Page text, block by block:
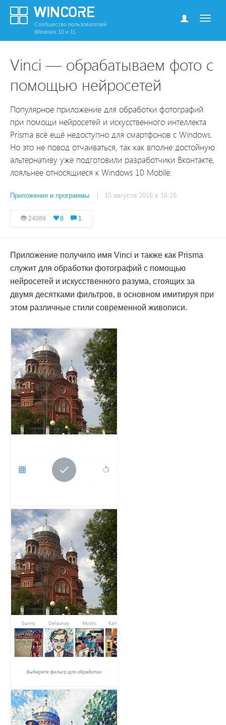
Сообщество пользователей
Windows 10 и 11
Vinci — обрабатываем фото с
помощью нейросетей
Популярное приложение для обработки фотографий
при помощи нейросетей и искусственного интеллекта
Prisma всё ещё недоступно для смартфонов с Windows.
Но это не повод отчаиваться, так как вполне достойную
альтернативу уже подготовили разработчики Вконтакте,
лояльнее относящиеся к Windows 10 Mobile.
Приложения и программы | 15 августа 2016 в 16:15
24088 8 1
Приложение получило имя Vinci и также как Prisma
служит для обработки фотографий с помощью
нейросетей и искусственного разума, стоящих за
двумя десятками фильтров, в основном имитируя при
этом различные стили современной живописи.